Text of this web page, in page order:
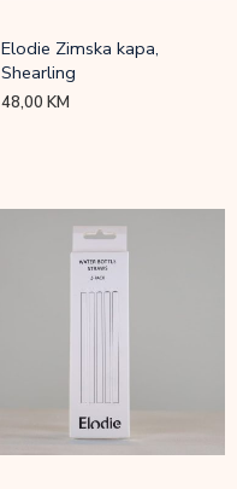
Elodie Zimska kapa,
Shearling
48,00KM